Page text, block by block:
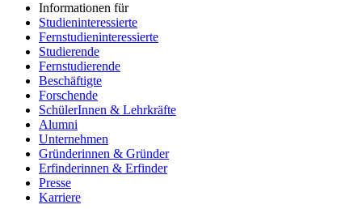
Informationen für
Studieninteressierte
Fernstudieninteressierte
Studierende
Fernstudierende
Beschäftigte
Forschende
SchülerInnen & Lehrkräfte
Alumni
Unternehmen
Gründerinnen & Gründer
Erfinderinnen & Erfinder
Presse
Karriere